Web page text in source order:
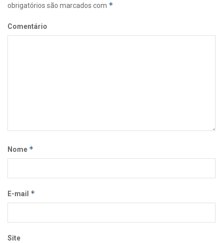
obrigatórios são marcados com *
Comentário
Nome *
E-mail *
Site